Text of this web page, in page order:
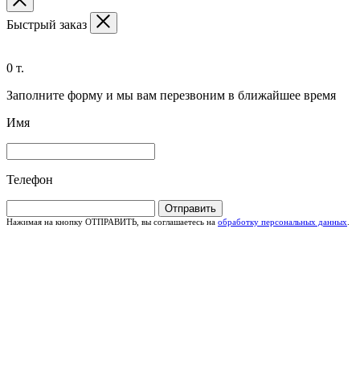
Быстрый заказ
0 т.
Заполните форму и мы вам перезвоним в ближайшее время
Имя
Телефон
Отправить
Нажимая на кнопку ОТПРАВИТЬ, вы соглашаетесь на обработку персональных данных